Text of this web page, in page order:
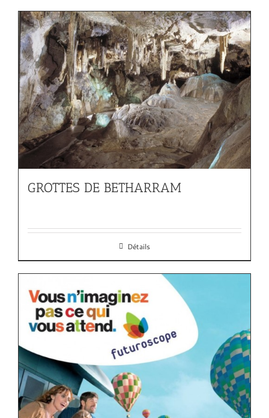
GROTTES DE BETHARRAM
Détails